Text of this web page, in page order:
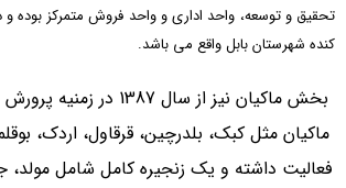
فروش متمرکز بوده و در شهرک صنعتی منصور
بخش ماکیان نیز از سال 1387 در زمنیه پرورش و بسته بندی انواع
اردک، بوقلمون، شترمرغ و …..
کامل شامل مولد، جوجه کشی، پرورش